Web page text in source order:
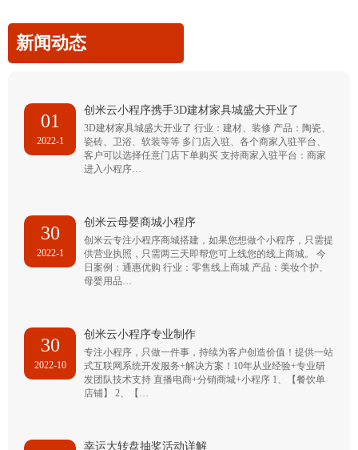
新闻动态
01
2022-1
创米云小程序携手3D建材家具城盛大开业了
3D建材家具城盛大开业了 行业：建材、装修 产品：陶瓷、
瓷砖、卫浴、软装等等 多门店入驻、各个商家入驻平台、
客户可以选择任意门店下单购买 支持商家入驻平台：商家
进入小程序…
30
2022-1
创米云母婴商城小程序
创米云专注小程序商城搭建，如果您想做个小程序，只需提
供营业执照，只需两三天即帮您可上线您的线上商城。 今
日案例：通惠优购 行业：零售线上商城 产品：美妆个护、
母婴用品…
30
2022-10
创米云小程序专业制作
专注小程序，只做一件事，持续为客户创造价值！提供一站
式互联网系统开发服务+解决方案！10年从业经验+专业研
发团队技术支持 直播电商+分销商城+小程序 1、【餐饮单
店铺】 2、【…
幸运大转盘抽奖活动详解